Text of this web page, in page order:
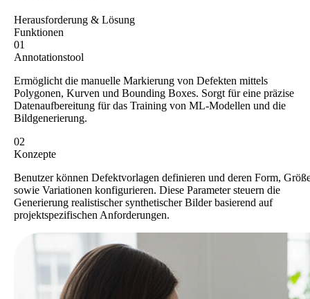
Herausforderung & Lösung
Funktionen
01
Annotationstool
Ermöglicht die manuelle Markierung von Defekten mittels
Polygonen, Kurven und Bounding Boxes. Sorgt für eine präzise
Datenaufbereitung für das Training von ML-Modellen und die
Bildgenerierung.
02
Konzepte
Benutzer können Defektvorlagen definieren und deren Form,
sowie Variationen konfigurieren. Diese Parameter steuern die
Generierung realistischer synthetischer Bilder basierend auf
projektspezifischen Anforderungen.